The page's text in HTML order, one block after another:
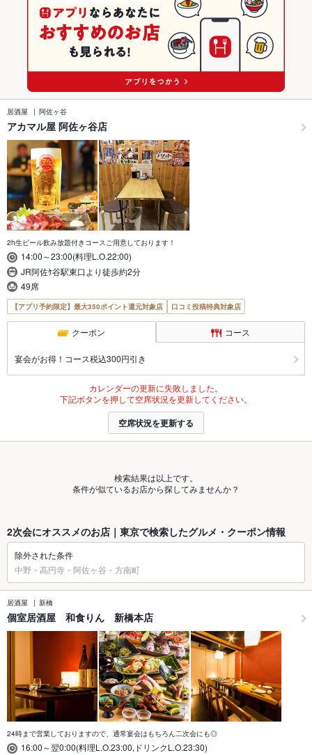
居酒屋 阿佐ヶ谷
アカマル屋 阿佐ヶ谷店
2h生ビール飲み放題付きコースご用意しております！
14:00～23:00(料理L.O.22:00)
JR阿佐ｹ谷駅東口より徒歩約2分
49席
【アプリ予約限定】最大350ポイント還元対象店 口コミ投稿特典対象店
クーポン コース
宴会がお得！コース税込300円引き
カレンダーの更新に失敗しました。
下記ボタンを押して空席状況を更新してください。
空席状況を更新する
検索結果は以上です。
条件が似ているお店から探してみませんか？
2次会にオススメのお店｜東京で検索したグルメ・クーポン情報
除外された条件
中野・高円寺・阿佐ヶ谷・方南町
居酒屋 新橋
個室居酒屋 和食りん 新橋本店
24時まで営業しておりますので、通常宴会はもちろん二次会にも◎
16:00～翌0:00(料理L.O.23:00,ドリンクL.O.23:30)